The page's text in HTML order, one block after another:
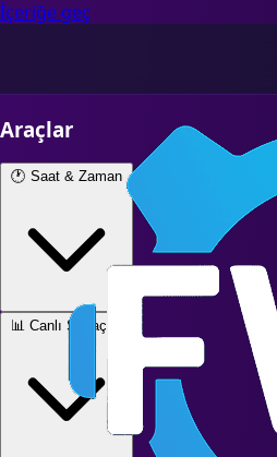
İçeriğe geç
Araçlar
🕐 Saat & Zaman
📊 Canlı Sayaçlar